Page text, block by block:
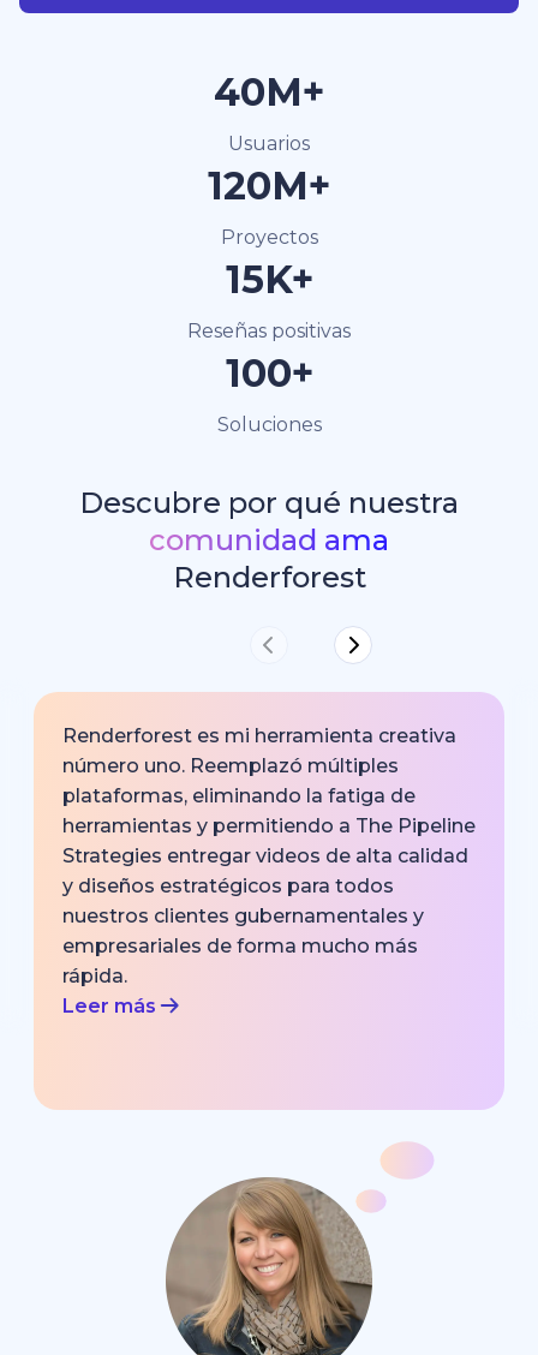
40M+
Usuarios
120M+
Proyectos
15K+
Reseñas positivas
100+
Soluciones
Descubre por qué nuestra
comunidad ama
Renderforest
Renderforest es mi herramienta creativa
número uno. Reemplazó múltiples
plataformas, eliminando la fatiga de
herramientas y permitiendo a The Pipeline
Strategies entregar videos de alta calidad
y diseños estratégicos para todos
nuestros clientes gubernamentales y
empresariales de forma mucho más
rápida.
Leer más